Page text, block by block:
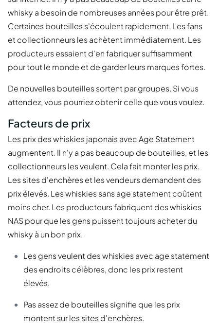
whisky a besoin de nombreuses années pour être prêt.
Certaines bouteilles s'écoulent rapidement. Les fans
et collectionneurs les achètent immédiatement. Les
producteurs essaient d'en fabriquer suffisamment
pour tout le monde et de garder leurs marques fortes.
De nouvelles bouteilles sortent par groupes. Si vous
attendez, vous pourriez obtenir celle que vous voulez.
Facteurs de prix
Les prix des whiskies japonais avec Age Statement
augmentent. Il n'y a pas beaucoup de bouteilles, et les
collectionneurs les veulent. Cela fait monter les prix.
Les sites d'enchères et les vendeurs demandent des
prix élevés. Les whiskies sans age statement coûtent
moins cher. Les producteurs fabriquent des whiskies
NAS pour que les gens puissent toujours acheter du
whisky à un bon prix.
Les gens veulent des whiskies avec age statement
des endroits célèbres, donc les prix restent
élevés.
Pas assez de bouteilles signifie que les prix
montent sur les sites d'enchères.